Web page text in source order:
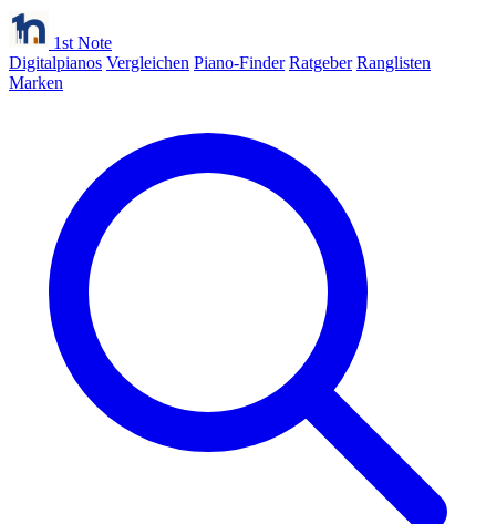
1st Note
Digitalpianos Vergleichen Piano-Finder Ratgeber Ranglisten
Marken